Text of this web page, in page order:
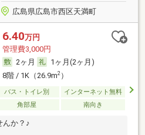
広島県広島市西区天満町
6.40万円
管理費3,000円
2ヶ月
1ヶ月(2ヶ月)
8階 / 1K（26.9m2）
バス・トイレ別
インターネット無料
角部屋 南向き
んか？♪